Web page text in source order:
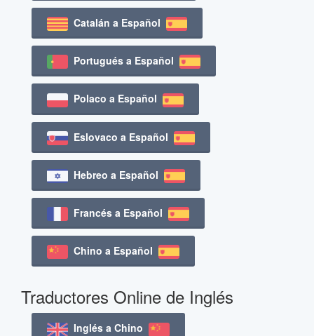
Catalán a Español
Portugués a Español
Polaco a Español
Eslovaco a Español
Hebreo a Español
Francés a Español
Chino a Español
Traductores Online de Inglés
Inglés a Chino